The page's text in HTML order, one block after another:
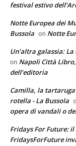
festival estivo
Notte Europea dei
Bussola on Notte
Un'altra galassia: La
on Napoli Città
dell’editoria
Camilla, la
rotella - La Bussola
opera di vandali o
Fridays For Future: il
FridaysForFuture